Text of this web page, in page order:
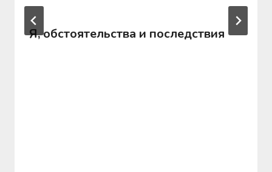
Я, обстоятельства и последствия